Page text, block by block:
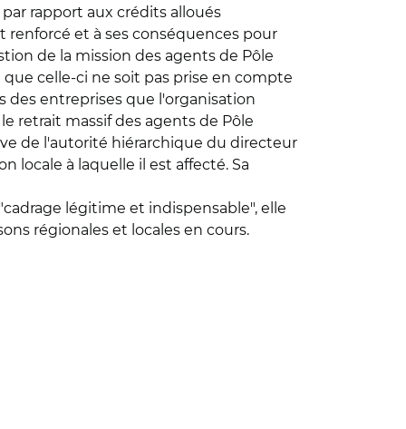
rapport aux crédits alloués
et à ses conséquences pour
de la mission des agents de Pôle
celle-ci ne soit pas prise en compte
des entreprises que l'organisation
retrait massif des agents de Pôle
de l'autorité hiérarchique du directeur
locale à laquelle il est affecté. Sa
légitime et indispensable", elle
régionales et locales en cours.